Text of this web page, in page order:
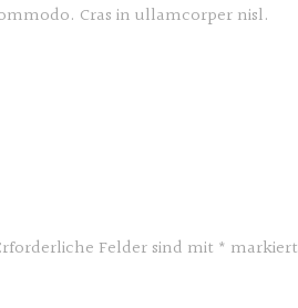
Cras in ullamcorper nisl.
Felder sind mit * markiert